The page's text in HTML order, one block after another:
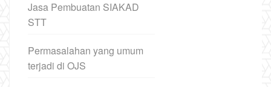
Jasa Pembuatan SIAKAD
STT
Permasalahan yang umum
terjadi di OJS